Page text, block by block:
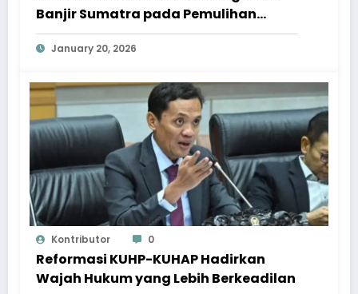
Banjir Sumatra pada Pemulihan
Berkelanjutan
January 20, 2026
Kontributor 0
Reformasi KUHP-KUHAP Hadirkan
Wajah Hukum yang Lebih Berkeadilan